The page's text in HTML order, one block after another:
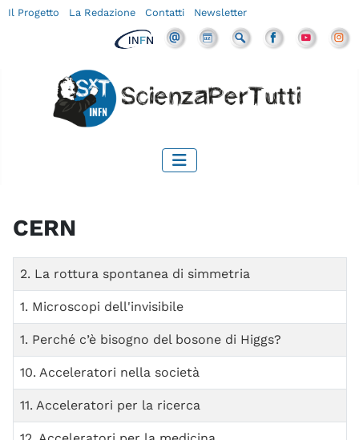
Il Progetto La Redazione Contatti Newsletter
CERN
Titolo
2. La rottura spontanea di simmetria
1. Microscopi dell'invisibile
1. Perché c’è bisogno del bosone di Higgs?
10. Acceleratori nella società
11. Acceleratori per la ricerca